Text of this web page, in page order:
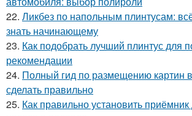
22. Ликбез по напольным плинтусам:
знать начинающему
23. Как подобрать лучший плинтус для
рекомендации
24. Полный гид по размещению картин
сделать правильно
25. Как правильно установить